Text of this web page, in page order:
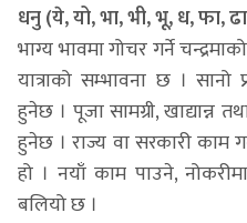
धनु (ये, यो, भा, भी, भू, ध, फा,
भाग्य भावमा गोचर गर्ने
यात्राको सम्भावना छ ।
हुनेछ । पूजा सामग्री, खाद्यान्न
हुनेछ । राज्य वा सरकारी
हो । नयाँ काम पाउने,
बलियो छ ।